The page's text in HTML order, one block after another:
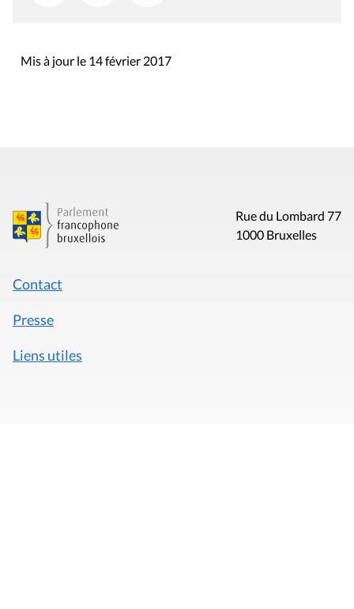
Mis à jour le 14 février 2017
Rue du Lombard 77
1000 Bruxelles
Contact
Presse
Liens utiles